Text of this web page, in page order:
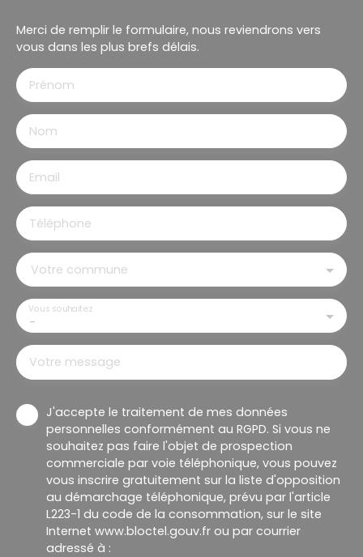
Merci de remplir le formulaire, nous reviendrons vers
vous dans les plus brefs délais.
Prénom
Nom
Email
Téléphone
Votre commune
-
Vous souhaitez
Votre message
J'accepte le traitement de mes données
personnelles conformément au RGPD. Si vous ne
souhaitez pas faire l'objet de prospection
commerciale par voie téléphonique, vous pouvez
vous inscrire gratuitement sur la liste d'opposition
au démarchage téléphonique, prévu par l'article
L223-1 du code de la consommation, sur le site
Internet www.bloctel.gouv.fr ou par courrier
adressé à :